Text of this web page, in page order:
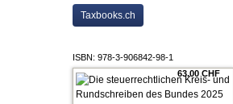
Taxbooks.ch
ISBN: 978-3-906842-98-1
63.00 CHF